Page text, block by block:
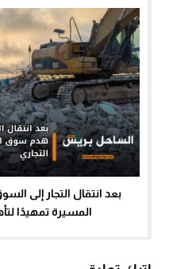
بعد انتقال التجار إلى
المسيرة تمهيدًا